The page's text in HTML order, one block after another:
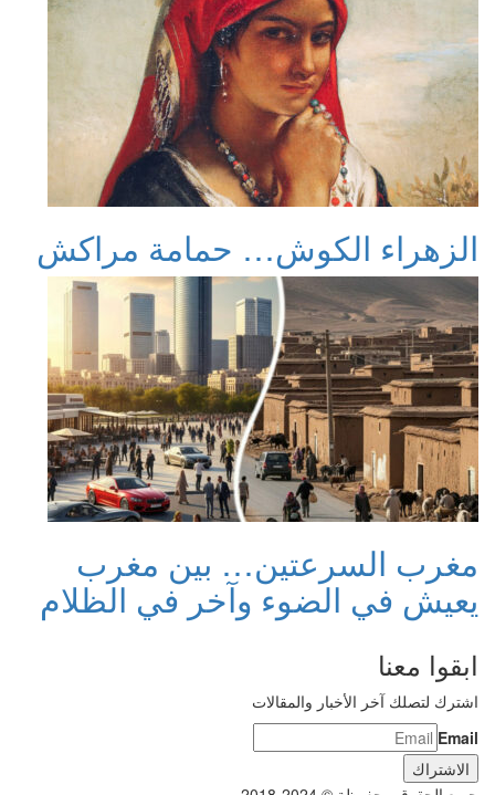
الزهراء الكوش… حمامة مراكش
مغرب السرعتين… بين مغرب
يعيش في الضوء وآخر في الظلام
ابقوا معنا
اشترك لتصلك آخر الأخبار والمقالات
Email